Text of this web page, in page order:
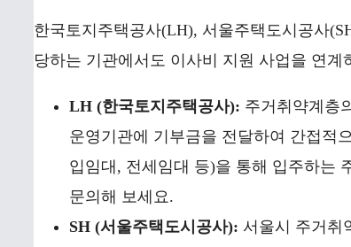
한국토지주택공사(LH), 서울주택도시공사
당하는 기관에서도 이사비 지원 사업을 연
LH (한국토지주택공사): 주거취약계층
운영기관에 기부금을 전달하여 간접적
입임대, 전세임대 등)을 통해 입주하는
문의해 보세요.
SH (서울주택도시공사): 서울시 주거취